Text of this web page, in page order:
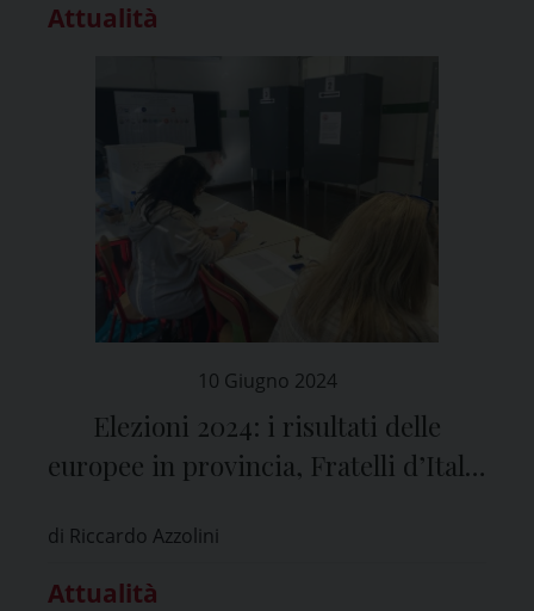
Attualità
10 Giugno 2024
Elezioni 2024: i risultati delle
europee in provincia, Fratelli d’Italia
di Riccardo Azzolini
Attualità